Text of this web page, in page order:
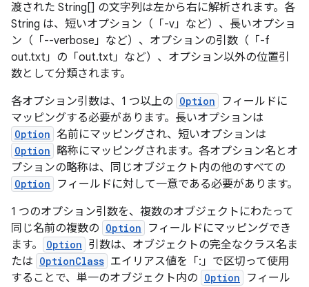
渡された String[] の文字列は左から右に解析されます。各
String は、短いオプション（「-v」など）、長いオプショ
ン（「--verbose」など）、オプションの引数（「-f
out.txt」の「out.txt」など）、オプション以外の位置引
数として分類されます。
各オプション引数は、1 つ以上の Option
フィールドに
マッピングする必要があります。長いオプションは
Option 名前にマッピングされ、短いオプションは
Option 略称にマッピングされます。各オプション名とオ
プションの略称は、同じオブジェクト内の他のすべての
Option
フィールドに対して一意である必要があります。
1 つのオプション引数を、複数のオブジェクトにわたって
同じ名前の複数の Option
フィールドにマッピングでき
ます。
Option 引数は、オブジェクトの完全なクラス名ま
たは OptionClass エイリアス値を「:」で区切って使用
することで、単一のオブジェクト内の Option
フィール